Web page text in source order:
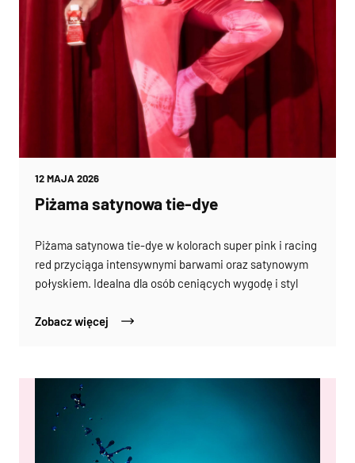
12 MAJA 2026
Piżama satynowa tie-dye
Piżama satynowa tie-dye w kolorach super pink i racing
red przyciąga intensywnymi barwami oraz satynowym
połyskiem. Idealna dla osób ceniących wygodę i styl
Zobacz więcej